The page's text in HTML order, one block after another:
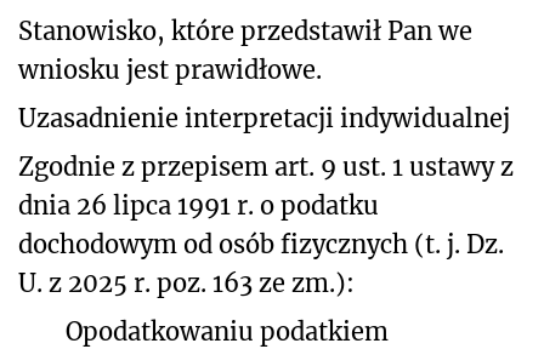
Stanowisko, które przedstawił Pan we
wniosku jest prawidłowe.
Uzasadnienie interpretacji indywidualnej
Zgodnie z przepisem art. 9 ust. 1 ustawy z
dnia 26 lipca 1991 r. o podatku
dochodowym od osób fizycznych (t. j. Dz.
U. z 2025 r. poz. 163 ze zm.):
Opodatkowaniu podatkiem